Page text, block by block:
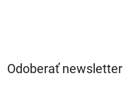
Odoberať newsletter